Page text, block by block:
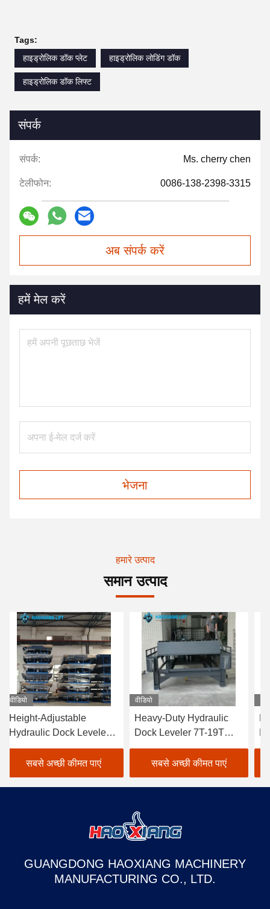
Tags:
हाइड्रोलिक डॉक प्लेट
हाइड्रोलिक लोडिंग डॉक
हाइड्रोलिक डॉक लिफ्ट
संपर्क
संपर्क: Ms. cherry chen
टेलीफोन: 0086-138-2398-3315
अब संपर्क करें
हमें मेल करें
भेजना
हमारे उत्पाद
समान उत्पाद
वीडियो
Height-Adjustable
Hydraulic Dock Leveler
5T-18T - Anti-Slip
Surface for Cargo Dock
Transition & Truck
Loading
सबसे अच्छी कीमत पाएं
वीडियो
Heavy-Duty Hydraulic
Dock Leveler 7T-19T
Wear-Resistant Cargo
Transition Plate
mechanical loading steel
structure
सबसे अच्छी कीमत पाएं
GUANGDONG HAOXIANG MACHINERY
MANUFACTURING CO., LTD.